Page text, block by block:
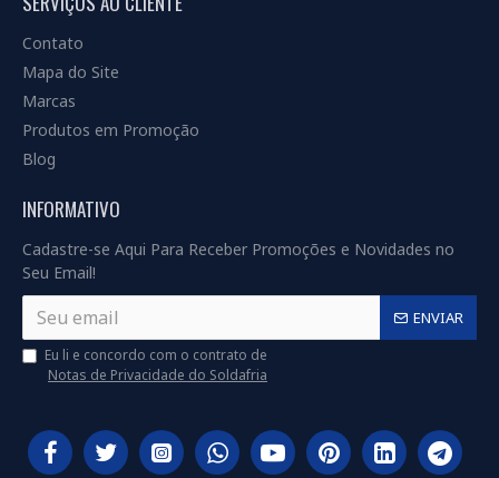
Contato
Mapa do Site
Marcas
Produtos em Promoção
Blog
INFORMATIVO
Cadastre-se Aqui Para Receber Promoções e Novidades no
Seu Email!
ENVIAR
Eu li e concordo com o contrato de
Notas de Privacidade do Soldafria